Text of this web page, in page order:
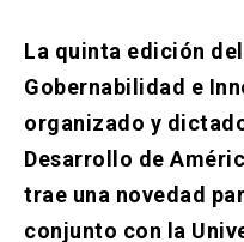
abre
en
Portal Empresas(El
se
abre
una
nueva
enlace
se
abre
La quinta edición
Gobernabilidad e
organizado y
Desarrollo de
trae una novedad
conjunto con la